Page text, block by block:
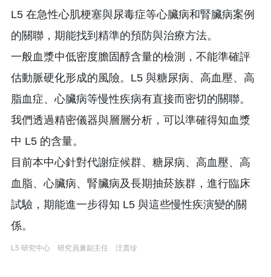
L5 在急性心肌梗塞與尿毒症等心臟病和腎臟病案例
的關聯，期能找到精準的預防與治療方法。
一般血漿中低密度膽固醇含量的檢測，不能準確評
估動脈硬化形成的風險。L5 與糖尿病、高血壓、高
脂血症、心臟病等慢性疾病有直接而密切的關聯。
我們透過精密儀器與層層分析，可以準確得知血漿
中 L5 的含量。
目前本中心針對代謝症候群、糖尿病、高血壓、高
血脂、心臟病、腎臟病及長期抽菸族群，進行臨床
試驗，期能進一步得知 L5 與這些慢性疾演變的關
係。
L5 研究中心 研究員兼副主任 汪貴珍